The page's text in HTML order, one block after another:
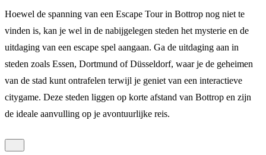
Hoewel de spanning van een Escape Tour in Bottrop nog niet te
vinden is, kan je wel in de nabijgelegen steden het mysterie en de
uitdaging van een escape spel aangaan. Ga de uitdaging aan in
steden zoals Essen, Dortmund of Düsseldorf, waar je de geheimen
van de stad kunt ontrafelen terwijl je geniet van een interactieve
citygame. Deze steden liggen op korte afstand van Bottrop en zijn
de ideale aanvulling op je avontuurlijke reis.